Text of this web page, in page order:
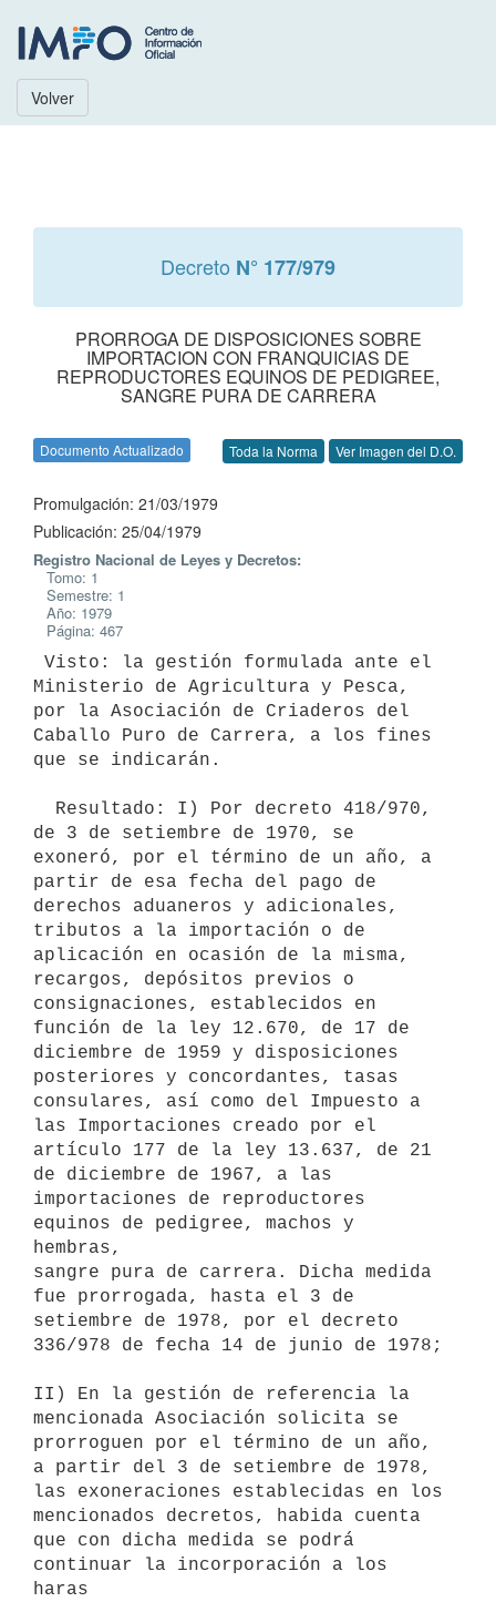
Volver
Decreto N° 177/979
PRORROGA DE DISPOSICIONES SOBRE
IMPORTACION CON FRANQUICIAS DE
REPRODUCTORES EQUINOS DE PEDIGREE,
SANGRE PURA DE CARRERA
Documento Actualizado Toda la Norma Ver Imagen del D.O.
Promulgación: 21/03/1979
Publicación: 25/04/1979
Registro Nacional de Leyes y Decretos:
Tomo: 1
Semestre: 1
Año: 1979
Página: 467
Ministerio de Agricultura y Pesca,
por la Asociación de Criaderos del
Caballo Puro de Carrera, a los fines
que se indicarán.
de 3 de setiembre de 1970, se
exoneró, por el término de un año, a
partir de esa fecha del pago de
derechos aduaneros y adicionales,
tributos a la importación o de
aplicación en ocasión de la misma,
recargos, depósitos previos o
consignaciones, establecidos en
función de la ley 12.670, de 17 de
diciembre de 1959 y disposiciones
posteriores y concordantes, tasas
consulares, así como del Impuesto a
las Importaciones creado por el
artículo 177 de la ley 13.637, de 21
de diciembre de 1967, a las
importaciones de reproductores
equinos de pedigree, machos y
hembras,
sangre pura de carrera. Dicha medida
fue prorrogada, hasta el 3 de
setiembre de 1978, por el decreto
336/978 de fecha 14 de junio de 1978;
II) En la gestión de referencia la
mencionada Asociación solicita se
prorroguen por el término de un año,
a partir del 3 de setiembre de 1978,
las exoneraciones establecidas en los
mencionados decretos, habida cuenta
que con dicha medida se podrá
continuar la incorporación a los
haras